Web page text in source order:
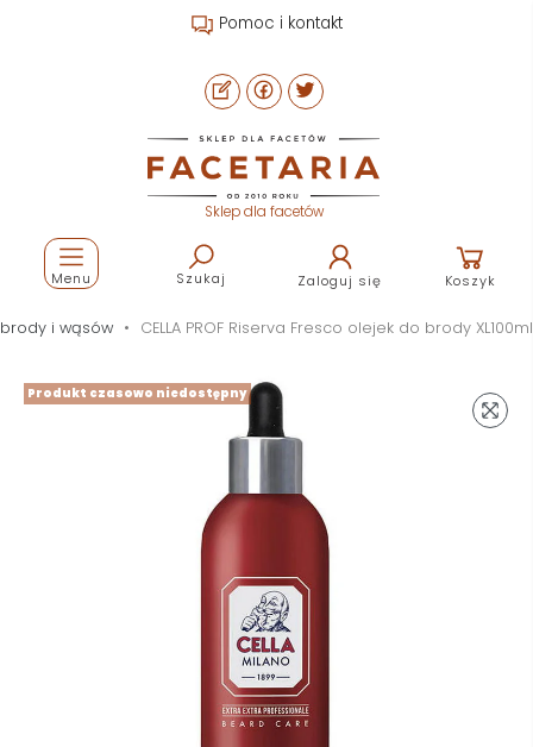
Pomoc i kontakt
Sklep dla facetów
Szukaj Zaloguj się Koszyk
Menu
i wąsów CELLA PROF Riserva Fresco olejek do brody XL100ml
Produkt czasowo niedostępny